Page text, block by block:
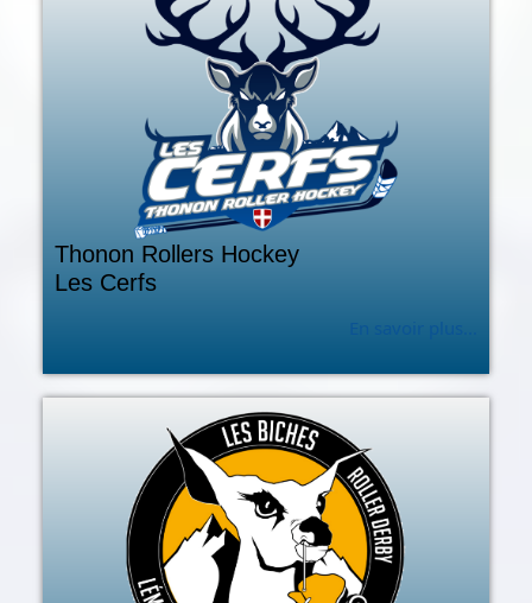
Thonon Rollers Hockey
Les Cerfs